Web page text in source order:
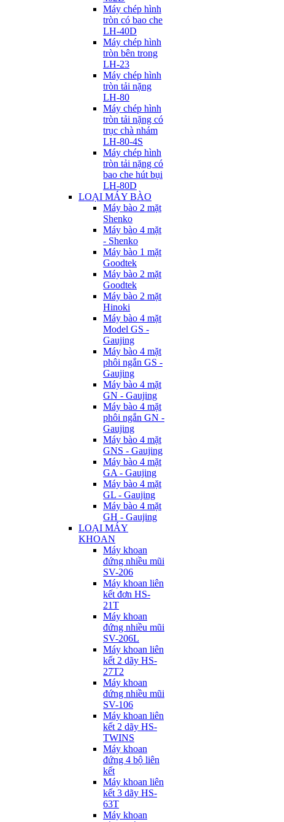
Máy chép hình
tròn có bao che
LH-40D
Máy chép hình
tròn bên trong
LH-23
Máy chép hình
tròn tải nặng
LH-80
Máy chép hình
tròn tải nặng có
trục chà nhám
LH-80-4S
Máy chép hình
tròn tải nặng có
bao che hút bụi
LH-80D
LOẠI MÁY BÀO
Máy bào 2 mặt
Shenko
Máy bào 4 mặt
- Shenko
Máy bào 1 mặt
Goodtek
Máy bào 2 mặt
Goodtek
Máy bào 2 mặt
Hinoki
Máy bào 4 mặt
Model GS -
Gaujing
Máy bào 4 mặt
phôi ngắn GS -
Gaujing
Máy bào 4 mặt
GN - Gaujing
Máy bào 4 mặt
phôi ngắn GN -
Gaujing
Máy bào 4 mặt
GNS - Gaujing
Máy bào 4 mặt
GA - Gaujing
Máy bào 4 mặt
GL - Gaujing
Máy bào 4 mặt
GH - Gaujing
LOẠI MÁY
KHOAN
Máy khoan
đứng nhiều mũi
SV-206
Máy khoan liên
kết đơn HS-
21T
Máy khoan
đứng nhiều mũi
SV-206L
Máy khoan liên
kết 2 dãy HS-
27T2
Máy khoan
đứng nhiều mũi
SV-106
Máy khoan liên
kết 2 dãy HS-
TWINS
Máy khoan
đứng 4 bộ liên
kết
Máy khoan liên
kết 3 dãy HS-
63T
Máy khoan